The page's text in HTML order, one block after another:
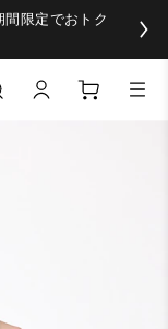
限定でおトク